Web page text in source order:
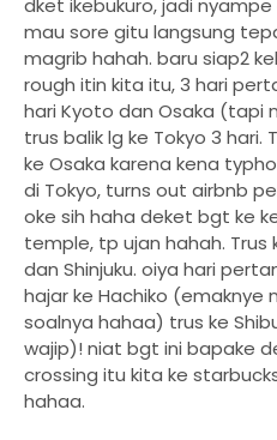
dket ikebukuro, jadi
mau sore gitu langsung
magrib hahah. baru siap2
rough itin kita itu, 3 hari
hari Kyoto dan Osaka (tapi
trus balik lg ke Tokyo 3
ke Osaka karena kena
di Tokyo, turns out airbnb
oke sih haha deket bgt ke
temple, tp ujan hahah. Trus
dan Shinjuku. oiya hari
hajar ke Hachiko (emaknye
soalnya hahaa) trus ke
wajip)! niat bgt ini bapake
crossing itu kita ke
hahaa.